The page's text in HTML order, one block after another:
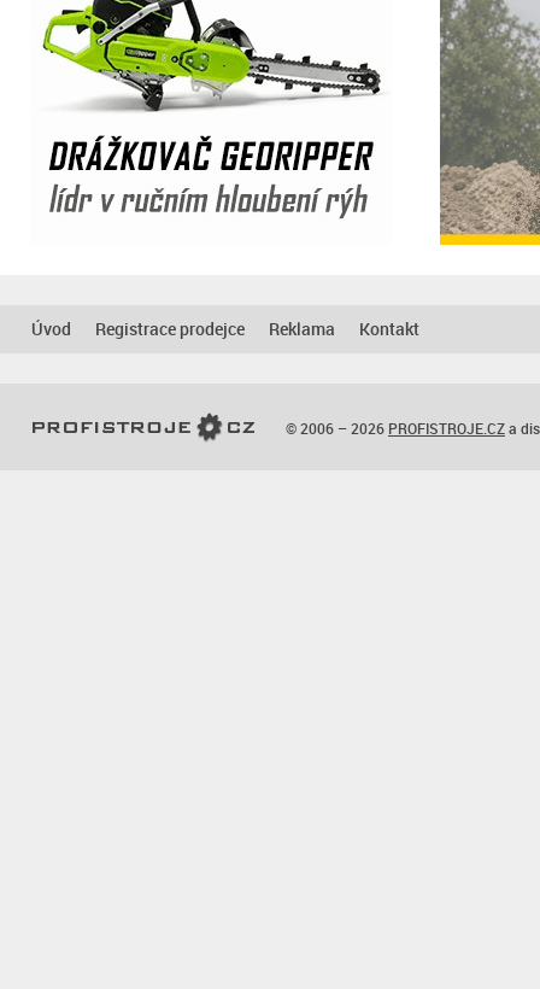
Úvod Registrace prodejce Reklama Kontakt
© 2006 – 2026 PROFISTROJE.CZa